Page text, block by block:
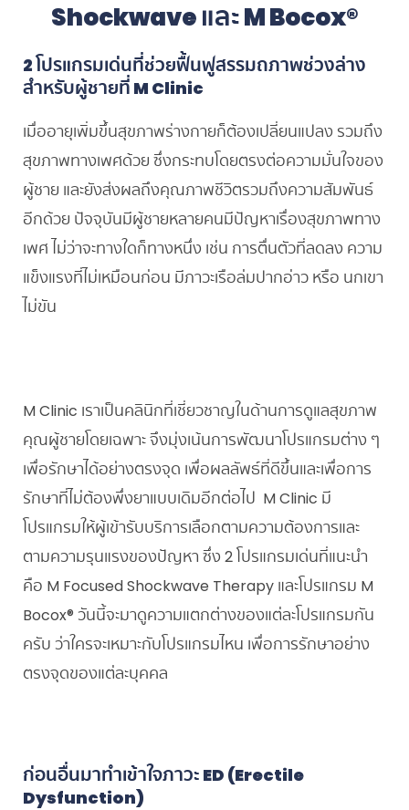
ShockwaveและM Bocox®
2 โปรแกรมเด่นที่ช่วยฟื้นฟูสรรมถภาพช่วงล่าง
สำหรับผู้ชายที่ M Clinic
เมื่ออายุเพิ่มขึ้นสุขภาพร่างกายก็ต้องเปลี่ยนแปลง รวมถึง
สุขภาพทางเพศด้วย ซึ่งกระทบโดยตรงต่อความมั่นใจของ
ผู้ชาย และยังส่งผลถึงคุณภาพชีวิตรวมถึงความสัมพันธ์
อีกด้วย ปัจจุบันมีผู้ชายหลายคนมีปัญหาเรื่องสุขภาพทาง
เพศ ไม่ว่าจะทางใดก็ทางหนึ่ง เช่น การตื่นตัวที่ลดลง ความ
แข็งแรงที่ไม่เหมือนก่อน มีภาวะเรือล่มปากอ่าว หรือ นกเขา
ไม่ขัน
M Clinic เราเป็นคลินิกที่เชี่ยวชาญในด้านการดูแลสุขภาพ
คุณผู้ชายโดยเฉพาะ จึงมุ่งเน้นการพัฒนาโปรแกรมต่าง ๆ
เพื่อรักษาได้อย่างตรงจุด เพื่อผลลัพธ์ที่ดีขึ้นและเพื่อการ
รักษาที่ไม่ต้องพึ่งยาแบบเดิมอีกต่อไป M Clinic มี
โปรแกรมให้ผู้เข้ารับบริการเลือกตามความต้องการและ
ตามความรุนแรงของปัญหา ซึ่ง 2 โปรแกรมเด่นที่แนะนำ
คือ M Focused Shockwave Therapy และโปรแกรม M
Bocox® วันนี้จะมาดูความแตกต่างของแต่ละโปรแกรมกัน
ครับ ว่าใครจะเหมาะกับโปรแกรมไหน เพื่อการรักษาอย่าง
ตรงจุดของแต่ละบุคคล
ก่อนอื่นมาทำเข้าใจภาวะ ED (Erectile
Dysfunction)